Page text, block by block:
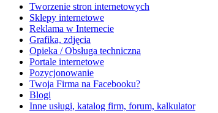
Tworzenie stron internetowych
Sklepy internetowe
Reklama w Internecie
Grafika, zdjęcia
Opieka / Obsługa techniczna
Portale internetowe
Pozycjonowanie
Twoja Firma na Facebooku?
Blogi
Inne usługi, katalog firm, forum, kalkulator